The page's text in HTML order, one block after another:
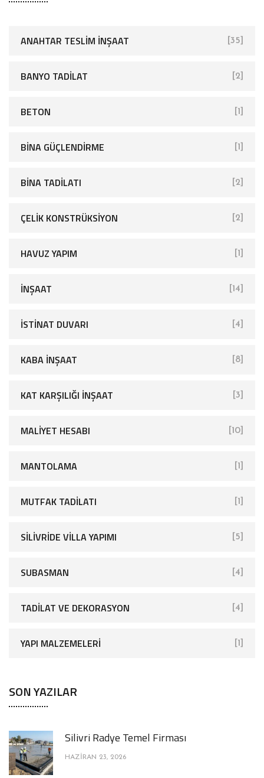
ANAHTAR TESLIM İNŞAAT [35]
BANYO TADILAT [2]
BETON [1]
BINA GÜÇLENDIRME [1]
BINA TADILATI [2]
ÇELIK KONSTRÜKSIYON [2]
HAVUZ YAPIM [1]
İNŞAAT [14]
İSTINAT DUVARI [4]
KABA İNŞAAT [8]
KAT KARŞILIĞI İNŞAAT [3]
MALIYET HESABI [10]
MANTOLAMA [1]
MUTFAK TADILATI [1]
SİLİVRİDE VİLLA YAPIMI [5]
SUBASMAN [4]
TADILAT VE DEKORASYON [4]
YAPI MALZEMELERI [1]
SON YAZILAR
Silivri Radye Temel Firması
HAZIRAN 23, 2026